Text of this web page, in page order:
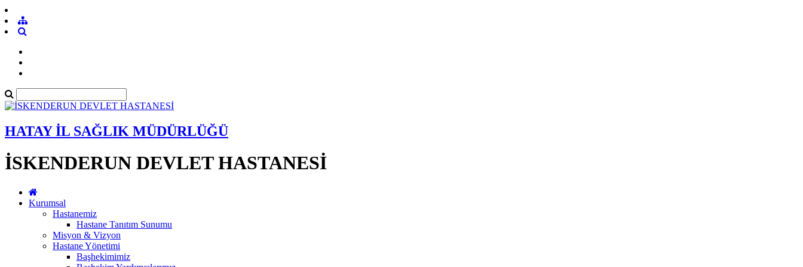
HATAY İL SAĞLIK MÜDÜRLÜĞÜ
İSKENDERUN DEVLET HASTANESİ
Kurumsal
Hastanemiz
Hastane Tanıtım Sunumu
Misyon & Vizyon
Hastane Yönetimi
Başhekimimiz